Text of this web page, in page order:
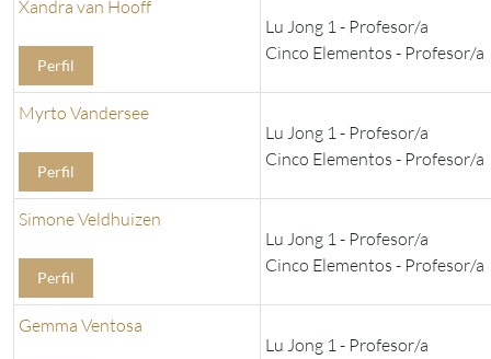
Xandra van Hooff
Perfil
Lu Jong 1 - Profesor/a
Cinco Elementos - Profesor/a
Myrto Vandersee
Perfil
Lu Jong 1 - Profesor/a
Cinco Elementos - Profesor/a
Simone Veldhuizen
Perfil
Lu Jong 1 - Profesor/a
Cinco Elementos - Profesor/a
Gemma Ventosa
Lu Jong 1 - Profesor/a